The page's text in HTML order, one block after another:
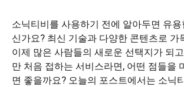
소닉티비를 사용하기 전에 알아두면 유
신가요? 최신 기술과 다양한 콘텐츠로 가
이제 많은 사람들의 새로운 선택지가 되
만 처음 접하는 서비스라면, 어떤 점들을
면 좋을까요? 오늘의 포스트에서는 소닉